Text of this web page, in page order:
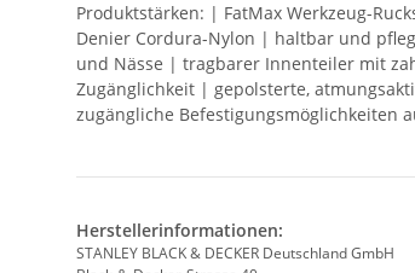
Produktstärken: | FatMax Werkzeug-
Denier Cordura-Nylon | haltbar und
und Nässe | tragbarer Innenteiler mit
Zugänglichkeit | gepolsterte,
zugängliche Befestigungsmöglichkeiten
Herstellerinformationen:
STANLEY BLACK & DECKER Deutschland GmbH